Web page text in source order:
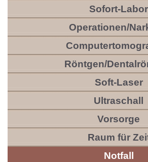
Sofort-Labor
Operationen/
Röntgen/
Soft-Laser
Ultraschall
Vorsorge
Raum für
Notfall